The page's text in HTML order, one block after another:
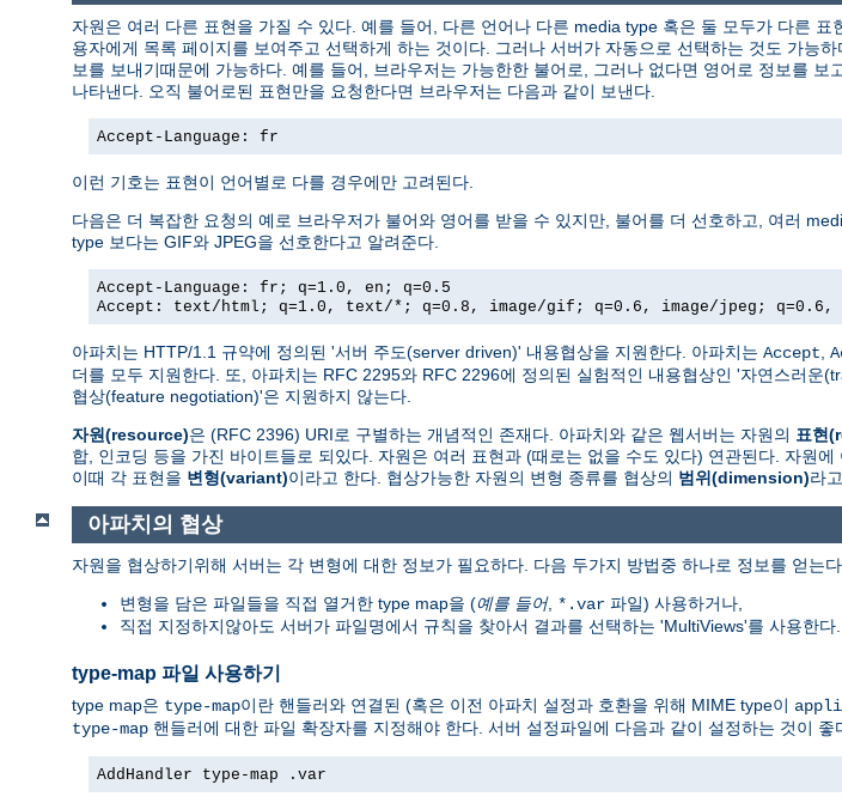
자원은 여러 다른 표현을 가질 수 있다. 예를 들어, 다른 언어나 다른 media type 혹은 둘 모두가 다른
용자에게 목록 페이지를 보여주고 선택하게 하는 것이다. 그러나 서버가 자동으로 선택하는 것도 가능
보를 보내기때문에 가능하다. 예를 들어, 브라우저는 가능한한 불어로, 그러나 없다면 영어로 정보를
나타낸다. 오직 불어로된 표현만을 요청한다면 브라우저는 다음과 같이 보낸다.
Accept-Language: fr
이런 기호는 표현이 언어별로 다를 경우에만 고려된다.
다음은 더 복잡한 요청의 예로 브라우저가 불어와 영어를 받을 수 있지만, 불어를 더 선호하고, 여러
type 보다는 GIF와 JPEG을 선호한다고 알려준다.
Accept-Language: fr; q=1.0, en; q=0.5
Accept: text/html; q=1.0, text/*; q=0.8, image/gif; q=0.6, image/jpeg;
아파치는 HTTP/1.1 규약에 정의된 '서버 주도(server driven)' 내용협상을 지원한다. 아파치는 Accept
더를 모두 지원한다. 또, 아파치는 RFC 2295와 RFC 2296에 정의된 실험적인 내용협상인 '자연스러운
협상(feature negotiation)'은 지원하지 않는다.
자원(resource)은 (RFC 2396) URI로 구별하는 개념적인 존재다. 아파치와 같은 웹서버는 자원의 표현
합, 인코딩 등을 가진 바이트들로 되있다. 자원은 여러 표현과 (때로는 없을 수도 있다) 연관된다. 자원에
이때 각 표현을 변형(variant)이라고 한다. 협상가능한 자원의 변형 종류를 협상의 범위(dimension)라
아파치의 협상
자원을 협상하기위해 서버는 각 변형에 대한 정보가 필요하다. 다음 두가지 방법중 하나로 정보를 얻는
변형을 담은 파일들을 직접 열거한 type map을 (예를 들어, *.var 파일) 사용하거나,
직접 지정하지않아도 서버가 파일명에서 규칙을 찾아서 결과를 선택하는 'MultiViews'를 사용한다.
type-map 파일 사용하기
type map은 type-map이란 핸들러와 연결된 (혹은 이전 아파치 설정과 호환을 위해 MIME type이
type-map 핸들러에 대한 파일 확장자를 지정해야 한다. 서버 설정파일에 다음과 같이 설정하는 것이 좋
AddHandler type-map .var